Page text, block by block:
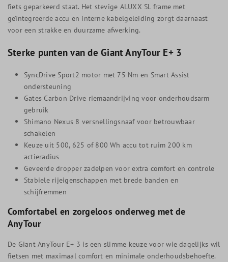
fiets geparkeerd staat. Het stevige ALUXX SL frame met
geïntegreerde accu en interne kabelgeleiding zorgt daarnaast
voor een strakke en duurzame afwerking.
Sterke punten van de Giant AnyTour E+ 3
SyncDrive Sport2 motor met 75 Nm en Smart Assist
ondersteuning
Gates Carbon Drive riemaandrijving voor onderhoudsarm
gebruik
Shimano Nexus 8 versnellingsnaaf voor betrouwbaar
schakelen
Keuze uit 500, 625 of 800 Wh accu tot ruim 200 km
actieradius
Geveerde dropper zadelpen voor extra comfort en controle
Stabiele rijeigenschappen met brede banden en
schijfremmen
Comfortabel en zorgeloos onderweg met de
AnyTour
De Giant AnyTour E+ 3 is een slimme keuze voor wie dagelijks wil
fietsen met maximaal comfort en minimale onderhoudsbehoefte.